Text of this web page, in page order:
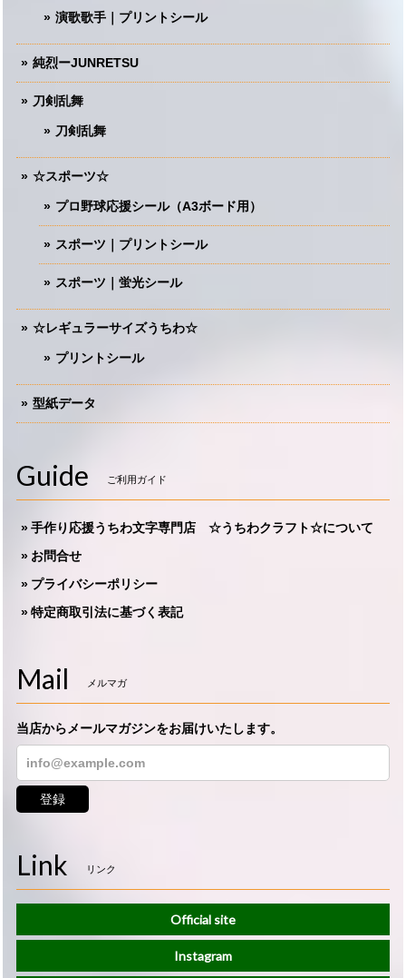
演歌歌手｜プリントシール
純烈ーJUNRETSU
刀剣乱舞
刀剣乱舞
☆スポーツ☆
プロ野球応援シール（A3ボード用）
スポーツ｜プリントシール
スポーツ｜蛍光シール
☆レギュラーサイズうちわ☆
プリントシール
型紙データ
Guide ご利用ガイド
手作り応援うちわ文字専門店 ☆うちわクラフト☆について
お問合せ
プライバシーポリシー
特定商取引法に基づく表記
Mail メルマガ
当店からメールマガジンをお届けいたします。
登録
Link リンク
Official site
Instagram